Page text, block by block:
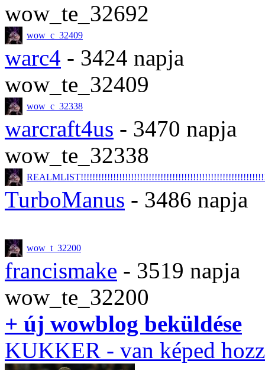
wow_te_32692
wow_c_32409
warc4 - 3424 napja
wow_te_32409
wow_c_32338
warcraft4us - 3470 napja
wow_te_32338
TurboManus - 3486 napja
wow_t_32200
francismake - 3519 napja
wow_te_32200
+ új wowblog beküldése
KUKKER - van képed